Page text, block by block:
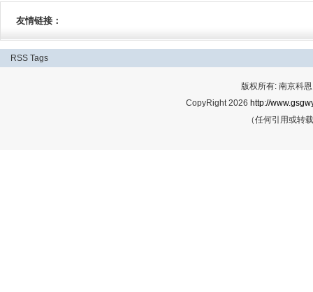
友情链接：
RSS Tags
版权所有: 南京科
CopyRight 2026 http://
（任何引用或转